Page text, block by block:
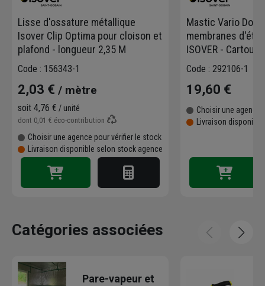
Lisse d'ossature métallique
Isover Clip Optima pour cloison et
plafond - longueur 2,35 M
Code : 156343-1
2,03 € / mètre
soit 4,76 € / unité
dont 0,01 € éco-contribution
Choisir une agence pour vérifier le stock
Livraison disponible selon stock agence
Mastic Vario
membranes
ISOVER -
Code : 292106-1
19,60 €
Choisir une agence
Livraison
Catégories associées
Pare-vapeur et